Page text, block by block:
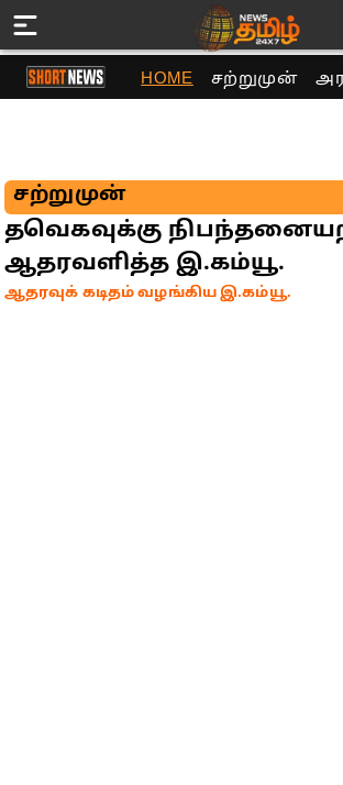
HOME சற்றுமுன்
சற்றுமுன்
தவெகவுக்கு
ஆதரவளித்த இ.கம்யூ.
ஆதரவுக் கடிதம் வழங்கிய இ.கம்யூ.